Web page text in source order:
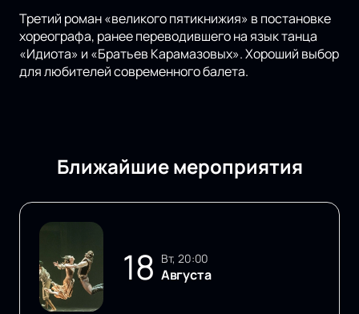
Третий роман «великого пятикнижия» в постановке
хореографа, ранее переводившего на язык танца
«Идиота» и «Братьев Карамазовых». Хороший выбор
для любителей современного балета.
Ближайшие мероприятия
18 вт, 20:00
Августа